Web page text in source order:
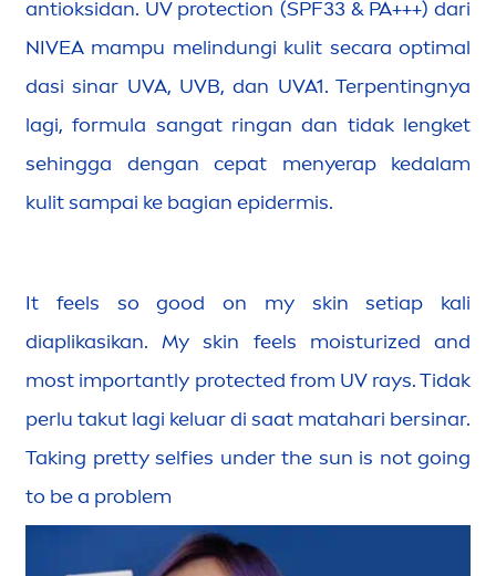
antioksidan. UV protection (SPF33 & PA+++) dari
NIVEA mampu melindungi kulit secara optimal
dasi sinar UVA, UVB, dan UVA1. Terpentingnya
lagi, formula sangat ringan dan tidak lengket
sehingga dengan cepat menyerap kedalam
kulit sampai ke bagian epidermis.
It feels sogood on my skin setiap kali
diaplikasikan. Myskin feels moisturized and
most importantly protected from UV rays. Tidak
perlu takut lagi keluar di saat matahari bersinar.
Taking pretty selfies under the sun is not going
to be a problem